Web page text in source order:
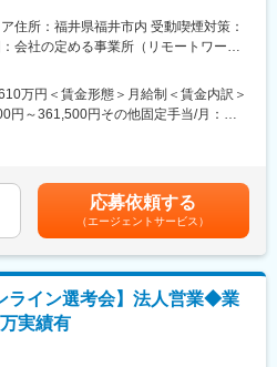
。AM1役職の役職者の半数以上は年収
％は800万円以上稼ぐ営業もおります。
ワークを重んじており、チームキャン
帰型ですが孤独感はなく、週に数回チー
共有、新人社員のサポートを実施しチ
ンは活発です。
業務
性もあります
合、通常選考も可能です
ティ製品の営業をお任せします。
程に使用される製品（レーザー探査
品等ワンストップで提案が可能です）
用車支給有
：
に投資しており、毎年平均60製品の新
。また、特許出願企業のトップ100に
い点が強みです。
住所：福井県福井市内 受動喫煙対策：
会社の定める事業所（リモートワーク
万円＜賃金形態＞月給制＜賃金内訳＞
円～361,500円その他固定手当/月：
営業報奨金■賞与年１回■入社後のイン
モデル年収（固定給8割）：・700万円
課長／4年目賃金はあくまでも目安の金
下する可能性があります。月給(月額)は
。
応募依頼する
（エージェントサービス）
ライン選考会】法人営業◆業
実績有